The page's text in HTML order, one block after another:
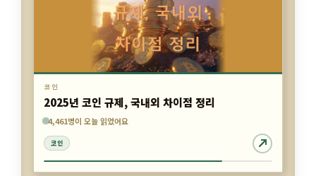
7,439명이 오늘 읽었어요
4,461명이 오늘 읽었어요
코인
스테이블코인 보관법, 하드월렛과 핫월렛 비교
4,235명이 오늘 읽었어요
코인